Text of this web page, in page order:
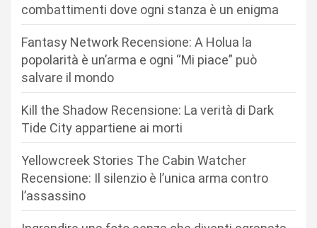
combattimenti dove ogni stanza è un enigma
Fantasy Network Recensione: A Holua la
popolarità è un’arma e ogni “Mi piace” può
salvare il mondo
Kill the Shadow Recensione: La verità di Dark
Tide City appartiene ai morti
Yellowcreek Stories The Cabin Watcher
Recensione: Il silenzio è l’unica arma contro
l’assassino